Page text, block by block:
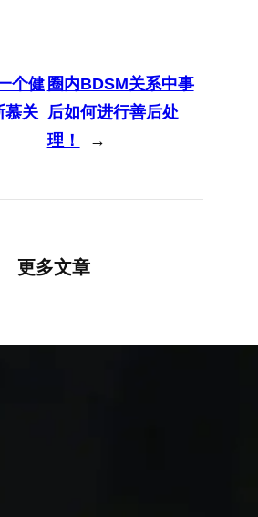
个健
慕关
圈内BDSM关系中事
后如何进行善后处
理！
→
更多文章